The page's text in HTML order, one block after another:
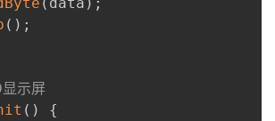
( ) ;
示屏
( )
{